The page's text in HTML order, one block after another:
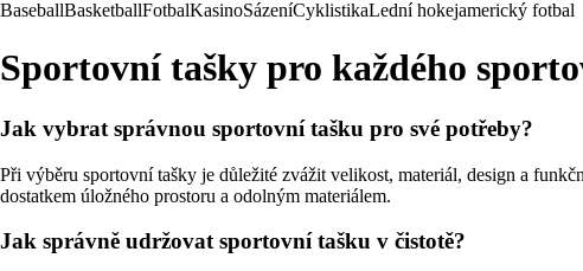
BaseballBasketballFotbalKasinoSázeníCyklistikaLední hokejamerický fotbal
Sportovní tašky pro každého
Jak vybrat správnou sportovní tašku pro své potřeby?
Při výběru sportovní tašky je důležité zvážit velikost, materiál, design a
dostatkem úložného prostoru a odolným materiálem.
Jak správně udržovat sportovní tašku v čistotě?